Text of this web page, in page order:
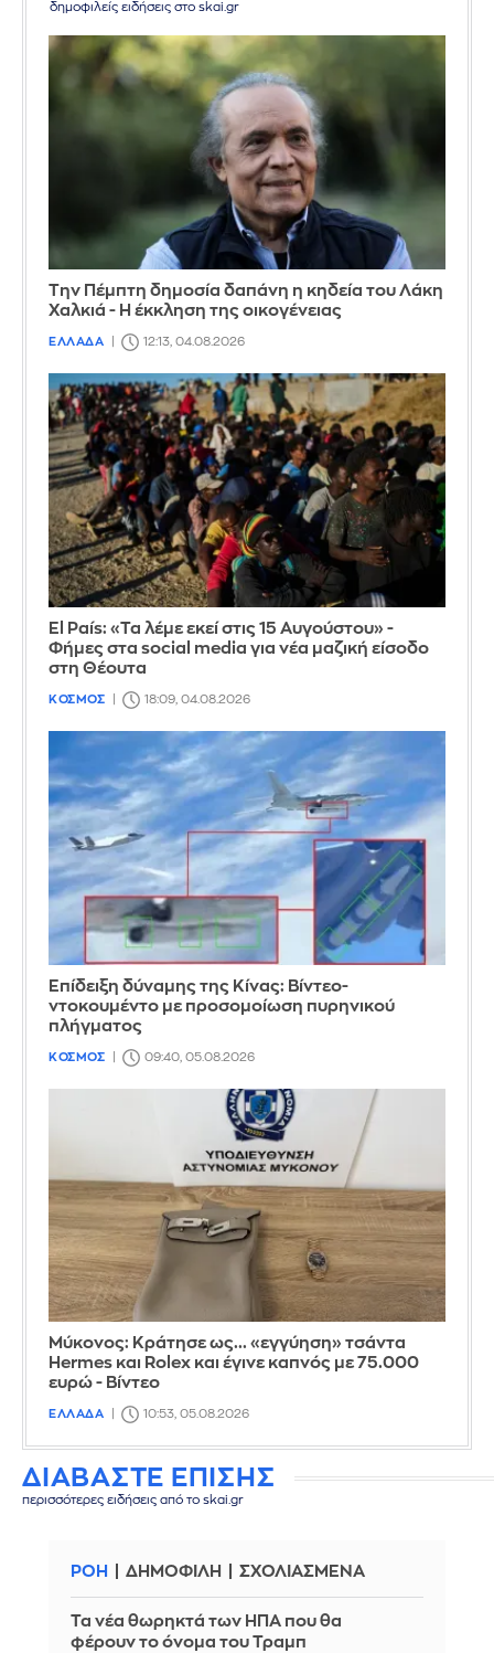
δημοφιλείς ειδήσεις στο skai.gr
Την Πέμπτη δημοσία δαπάνη η κηδεία του Λάκη
Χαλκιά - Η έκκληση της οικογένειας
ΕΛΛΑΔΑ 12:13, 04.08.2026
El País: «Τα λέμε εκεί στις 15 Αυγούστου» -
Φήμες στα social media για νέα μαζική είσοδο
στη Θέουτα
ΚΟΣΜΟΣ 18:09, 04.08.2026
Επίδειξη δύναμης της Κίνας: Βίντεο-
ντοκουμέντο με προσομοίωση πυρηνικού
πλήγματος
ΚΟΣΜΟΣ 09:40, 05.08.2026
Μύκονος: Κράτησε ως... «εγγύηση» τσάντα
Hermes και Rolex και έγινε καπνός με 75.000
ευρώ - Βίντεο
ΕΛΛΑΔΑ 10:53, 05.08.2026
ΔΙΑΒΑΣΤΕ ΕΠΙΣΗΣ
περισσότερες ειδήσεις από το skai.gr
ΡΟΗ ΔΗΜΟΦΙΛΗ ΣΧΟΛΙΑΣΜΕΝΑ
Τα νέα θωρηκτά των ΗΠΑ που θα
φέρουν το όνομα του Τραμπ